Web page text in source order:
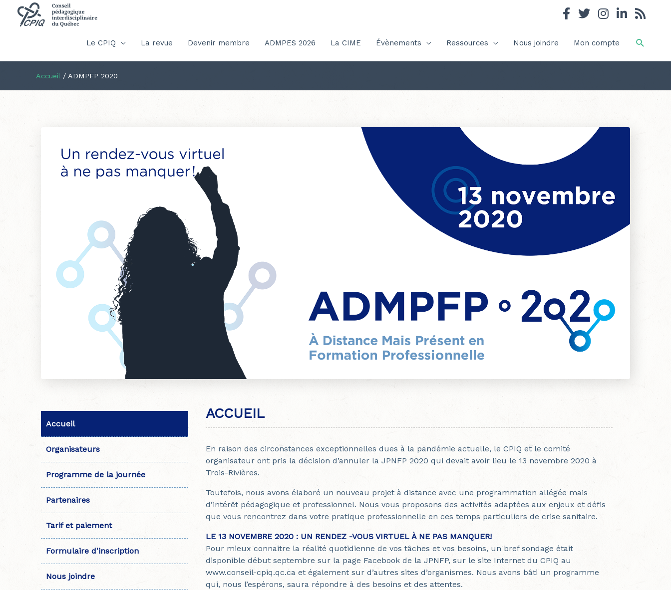
Le CPIQ La revue Devenir membre ADMPES 2026 La CIME Évènements Ressources Nous joindre Mon compte
Accueil / ADMPFP 2020
Accueil
Organisateurs
Programme de la journée
Partenaires
Tarif et paiement
Formulaire d'inscription
Nous joindre
ACCUEIL
En raison des circonstances exceptionnelles dues à la pandémie actuelle, le CPIQ et le comité
organisateur ont pris la décision d’annuler la JPNFP 2020 qui devait avoir lieu le 13 novembre 2020 à
Trois-Rivières.
Toutefois, nous avons élaboré un nouveau projet à distance avec une programmation allégée mais
d’intérêt pédagogique et professionnel. Nous vous proposons des activités adaptées aux enjeux et défis
que vous rencontrez dans votre pratique professionnelle en ces temps particuliers de crise sanitaire.
LE 13 NOVEMBRE 2020 : UN RENDEZ -VOUS VIRTUEL À NE PAS MANQUER!
Pour mieux connaitre la réalité quotidienne de vos tâches et vos besoins, un bref sondage était
disponible début septembre sur la page Facebook de la JPNFP, sur le site Internet du CPIQ au
www.conseil-cpiq.qc.ca et également sur d’autres sites d’organismes. Nous avons bâti un programme
qui, nous l’espérons, saura répondre à des besoins et des attentes.